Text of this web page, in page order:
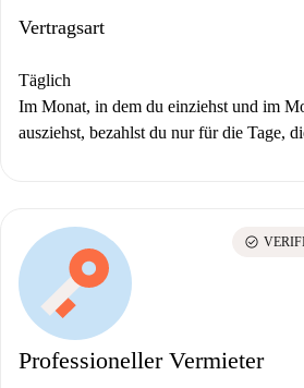
Vertragsart
Täglich
Im Monat, in dem du einziehst und im
ausziehst, bezahlst du nur für die Tage,
Professioneller Vermieter
check_circle